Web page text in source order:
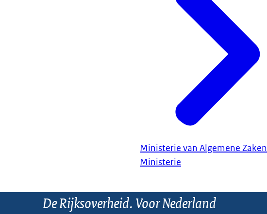
Ministerie van Algemene Zaken
Ministerie
De Rijksoverheid. Voor Nederland